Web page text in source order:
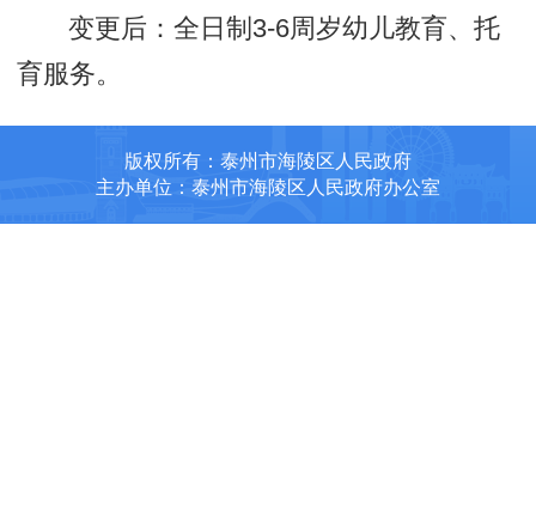
变更后：全日制3-6周岁幼儿教育、托
育服务。
版权所有：泰州市海陵区人民政府
主办单位：泰州市海陵区人民政府办公室